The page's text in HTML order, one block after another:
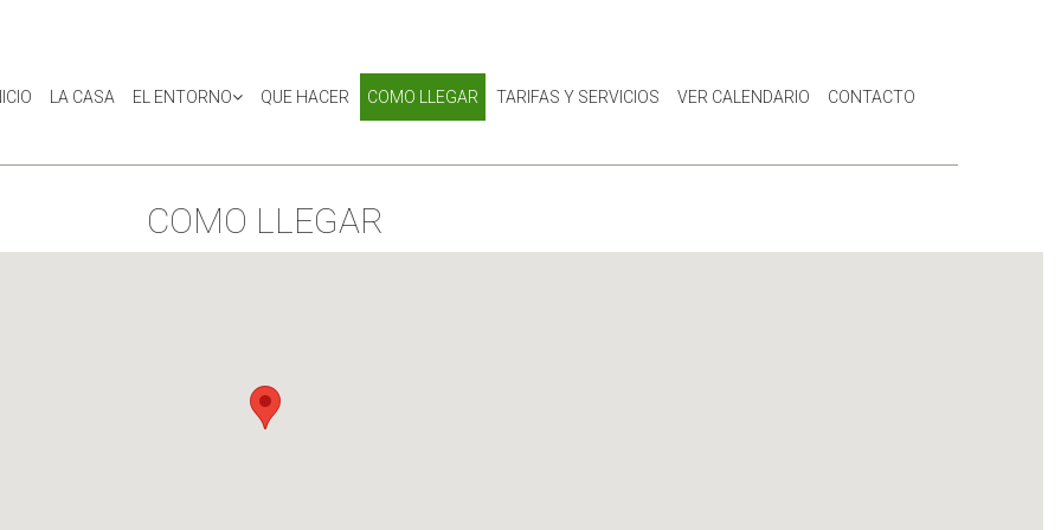
LA CASA EL ENTORNO QUE HACER COMO LLEGAR TARIFAS Y SERVICIOS VER CALENDARIO CONTACTO
COMO LLEGAR